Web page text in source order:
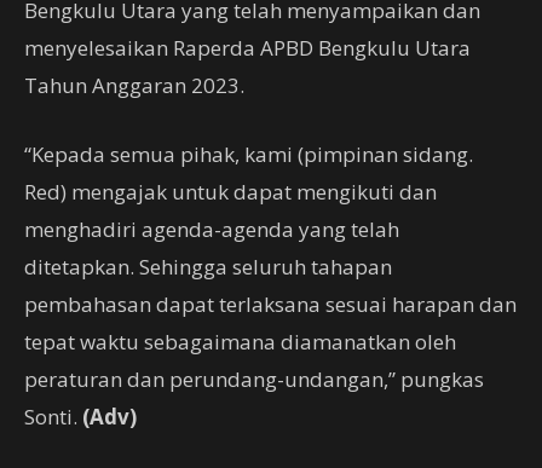
Bengkulu Utara yang telah menyampaikan dan
menyelesaikan Raperda APBD Bengkulu Utara
Tahun Anggaran 2023.
“Kepada semua pihak, kami (pimpinan sidang.
Red) mengajak untuk dapat mengikuti dan
menghadiri agenda-agenda yang telah
ditetapkan. Sehingga seluruh tahapan
pembahasan dapat terlaksana sesuai harapan dan
tepat waktu sebagaimana diamanatkan oleh
peraturan dan perundang-undangan,” pungkas
Sonti. (Adv)